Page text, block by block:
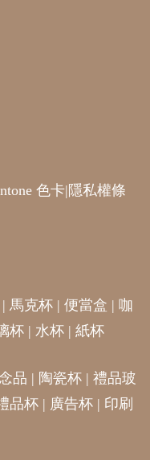
色卡| 隱私權條
| 馬克杯 | 便當盒 | 咖
杯 | 水杯 | 紙杯
品 | 陶瓷杯 | 禮品玻
品杯 | 廣告杯 | 印刷